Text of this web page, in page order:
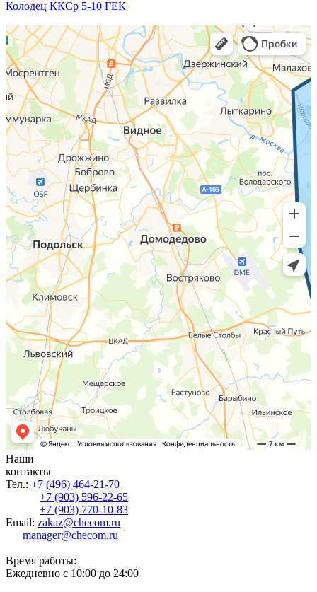
Колодец ККСр 5-10 ГЕК
Наши
контакты
Тел.: +7 (496) 464-21-70
+7 (903) 596-22-65
+7 (903) 770-10-83
Email: zakaz@checom.ru
manager@checom.ru
Время работы:
Ежедневно с 10:00 до 24:00